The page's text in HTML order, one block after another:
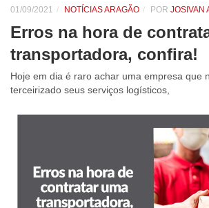
01/09/2021 NOTÍCIAS ARAGÃO POR JOSIVAN
Erros na hora de
transportadora, confira!
Hoje em dia é raro achar uma empresa que
terceirizado seus serviços logísticos,